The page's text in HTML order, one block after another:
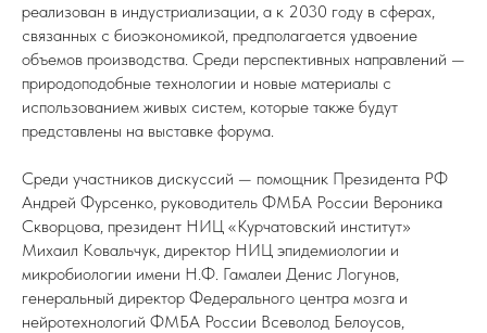
реализован в индустриализации, а к 2030 году в сферах,
связанных с биоэкономикой, предполагается удвоение
объемов производства. Среди перспективных направлений —
природоподобные технологии и новые материалы с
использованием живых систем, которые также будут
представлены на выставке форума.
Среди участников дискуссий — помощник Президента РФ
Андрей Фурсенко, руководитель ФМБА России Вероника
Скворцова, президент НИЦ «Курчатовский институт»
Михаил Ковальчук, директор НИЦ эпидемиологии и
микробиологии имени Н.Ф. Гамалеи Денис Логунов,
генеральный директор Федерального центра мозга и
нейротехнологий ФМБА России Всеволод Белоусов,